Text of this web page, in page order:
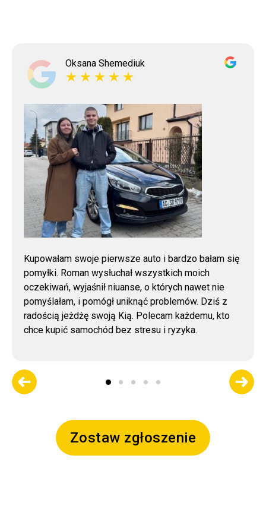
Oksana Shemediuk
Kupowałam swoje pierwsze auto i bardzo bałam się
pomyłki. Roman wysłuchał wszystkich moich
oczekiwań, wyjaśnił niuanse, o których nawet nie
pomyślałam, i pomógł uniknąć problemów. Dziś z
radością jeżdżę swoją Kią. Polecam każdemu, kto
chce kupić samochód bez stresu i ryzyka.
Zostaw zgłoszenie